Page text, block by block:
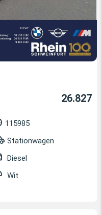
26.827
115985
Stationwagen
Diesel
Wit